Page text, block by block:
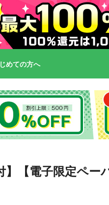
めての方へ
【電子限定ペー